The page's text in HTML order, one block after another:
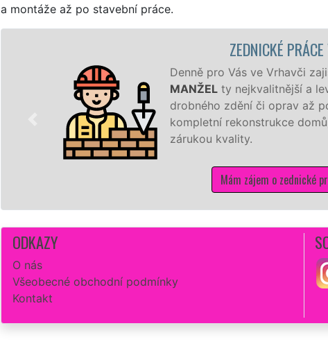
a montáže až po stavební práce.
ZEDNICKÉ
Denně pro Vás ve Vrhavči
MANŽELty nejkvalitnější a
drobného zdění či oprav až
kompletní rekonstrukce
zárukou kvality.
Mám zájem o zednické
ODKAZY
O nás
Všeobecné obchodní podmínky
Kontakt